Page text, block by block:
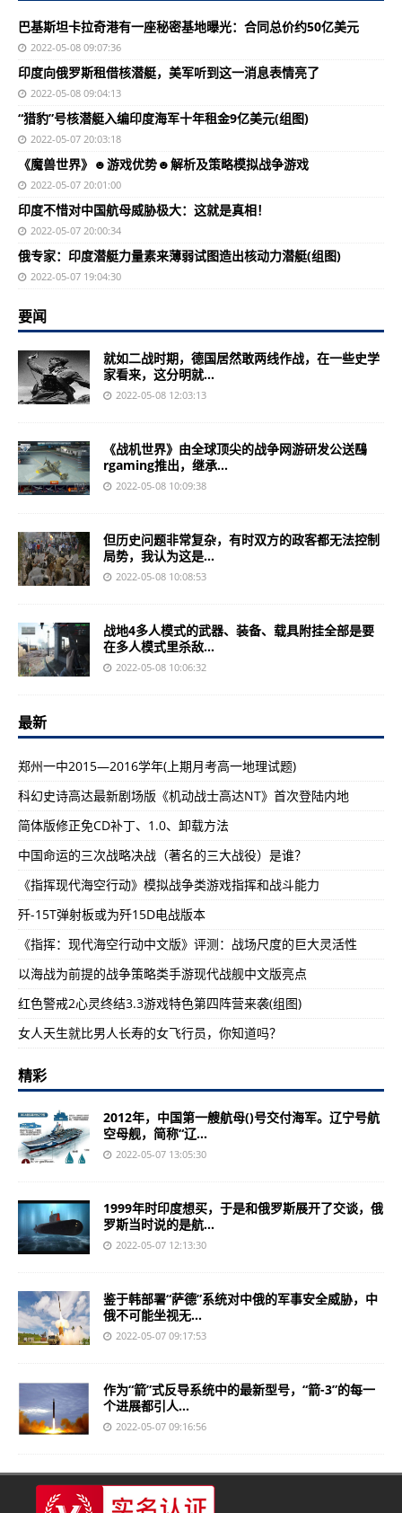
巴基斯坦卡拉奇港有一座秘密基地曝光：合同总价约50亿美元
2022-05-08 09:07:36
印度向俄罗斯租借核潜艇，美军听到这一消息表情亮了
2022-05-08 09:04:13
“猎豹”号核潜艇入编印度海军十年租金9亿美元(组图)
2022-05-07 20:03:18
《魔兽世界》☻游戏优势☻解析及策略模拟战争游戏
2022-05-07 20:01:00
印度不惜对中国航母威胁极大：这就是真相！
2022-05-07 20:00:34
俄专家：印度潜艇力量素来薄弱试图造出核动力潜艇(组图)
2022-05-07 19:04:30
要闻
就如二战时期，德国居然敢两线作战，在一些史学
家看来，这分明就...
2022-05-08 12:03:13
《战机世界》由全球顶尖的战争网游研发公送鴄
rgaming推出，继承...
2022-05-08 10:09:38
但历史问题非常复杂，有时双方的政客都无法控制
局势，我认为这是...
2022-05-08 10:08:53
战地4多人模式的武器、装备、载具附挂全部是要
在多人模式里杀敌...
2022-05-08 10:06:32
最新
郑州一中2015—2016学年(上期月考高一地理试题)
科幻史诗高达最新剧场版《机动战士高达NT》首次登陆内地
简体版修正免CD补丁、1.0、卸载方法
中国命运的三次战略决战（著名的三大战役）是谁？
《指挥现代海空行动》模拟战争类游戏指挥和战斗能力
歼-15T弹射板或为歼15D电战版本
《指挥：现代海空行动中文版》评测：战场尺度的巨大灵活性
以海战为前提的战争策略类手游现代战舰中文版亮点
红色警戒2心灵终结3.3游戏特色第四阵营来袭(组图)
女人天生就比男人长寿的女飞行员，你知道吗？
精彩
2012年，中国第一艘航母()号交付海军。辽宁号航
空母舰，简称“辽...
2022-05-07 13:05:30
1999年时印度想买，于是和俄罗斯展开了交谈，俄
罗斯当时说的是航...
2022-05-07 12:13:30
鉴于韩部署“萨德”系统对中俄的军事安全威胁，中
俄不可能坐视无...
2022-05-07 09:17:53
作为“箭”式反导系统中的最新型号，“箭-3”的每一
个进展都引人...
2022-05-07 09:16:56